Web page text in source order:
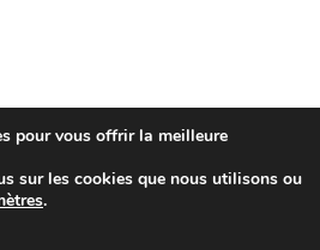
Services
demandes sont
pour les « petits
Info lieu
pour vous offrir la meilleure
sur les cookies que nous utilisons ou
.